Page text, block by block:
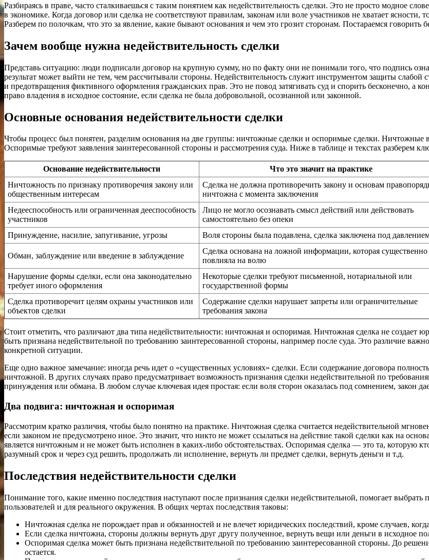
Разбираясь в праве, часто сталкиваешься с таким понятием как недействительность сделки. Это не просто модное
в экономике. Когда договор или сделка не соответствуют правилам, законам или воле участников не хватает ясности,
Разберем по полочкам, что это за явление, какие бывают основания и чем это грозит сторонам. Постараемся говорить
Зачем вообще нужна недействительность сделки
Представь ситуацию: люди подписали договор на крупную сумму, но по факту они не понимали того, что подпись
результат может выйти не тем, чем рассчитывали стороны. Недействительность служит инструментом защиты
и предотвращения фиктивного оформления гражданских прав. Это не повод затягивать суд и спорить бесконечно, а
право владения в исходное состояние, если сделка не была добровольной, осознанной или законной.
Основные основания недействительности сделки
Чтобы процесс был понятен, разделим основания на две группы: ничтожные сделки и оспоримые сделки.
Оспоримые требуют заявления заинтересованной стороны и рассмотрения суда. Ниже в таблице и текстах разберем
Основание недействительности Что это значит на практике
Ничтожность по признаку противоречия закону или
общественным интересам
Сделка не должна противоречить закону и основам
ничтожна с момента заключения
Недееспособность или ограниченная дееспособность
участников
Лицо не могло осознавать смысл действий или действовать
самостоятельно без опеки
Принуждение, насилие, запугивание, угрозы
Воля стороны была подавлена, сделка заключена под
Обман, заблуждение или введение в заблуждение
Сделка основана на ложной информации, которая существенно
повлияла на волю
Нарушение формы сделки, если она законодательно
требует иного оформления
Некоторые сделки требуют письменной, нотариальной или
государственной формы
Сделка противоречит целям охраны участников или
объектов сделки
Содержание сделки нарушает запреты или ограничительные
требования закона
Стоит отметить, что различают два типа недействительности: ничтожная и оспоримая. Ничтожная сделка не создает
быть признана недействительной по требованию заинтересованной стороны, например после суда. Это различие
конкретной ситуации.
Еще одно важное замечание: иногда речь идет о «существенных условиях» сделки. Если содержание договора
ничтожной. В других случаях право предусматривает возможность признания сделки недействительной по
принуждения или обмана. В любом случае ключевая идея простая: если воля сторон оказалась под сомнением, закон
Два подвига: ничтожная и оспоримая
Рассмотрим кратко различия, чтобы было понятно на практике. Ничтожная сделка считается недействительной
если законом не предусмотрено иное. Это значит, что никто не может ссылаться на действие такой сделки как на
является ничтожным и не может быть исполнен в каких-либо обстоятельствах. Оспоримая сделка — это та, которую
разумный срок и через суд решить, продолжать ли исполнение, вернуть ли предмет сделки, вернуть деньги и т.д.
Последствия недействительности сделки
Понимание того, какие именно последствия наступают после признания сделки недействительной, помогает выбрать
пользователей и для реального окружения. В общих чертах последствия таковы:
Ничтожная сделка не порождает прав и обязанностей и не влечет юридических последствий, кроме случаев,
Если сделка ничтожна, стороны должны вернуть друг другу полученное, вернуть вещи или деньги в исходное
Оспоримая сделка может быть признана недействительной по требованию заинтересованной стороны. До
остается.